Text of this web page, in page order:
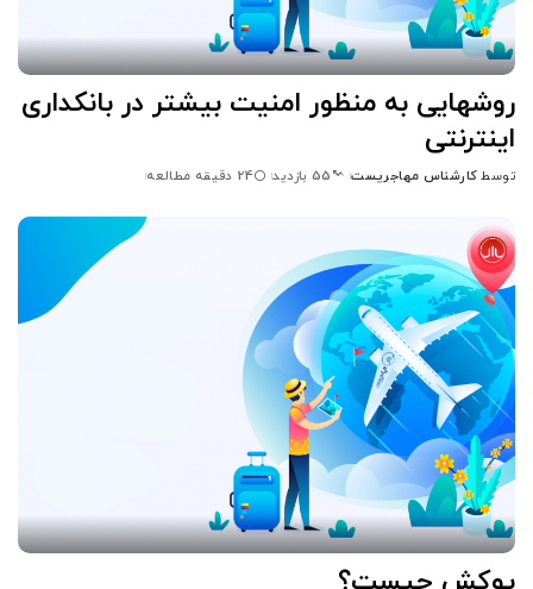
روشهایی به منظور امنیت بیشتر در بانکداری
اینترنتی
ارسال
توسط
توسط کارشناس مهاجریست 55 بازدید 24 دقیقه مطالعه